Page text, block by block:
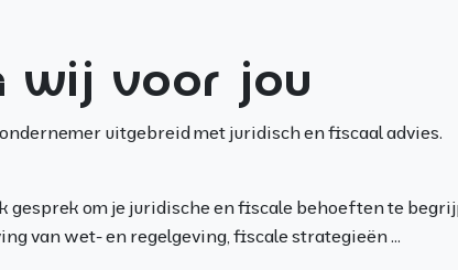
wij voor jou
uitgebreid met juridisch en fiscaal advies.
gesprek om je juridische en fiscale behoeften te
van wet- en regelgeving, fiscale strategieën ...